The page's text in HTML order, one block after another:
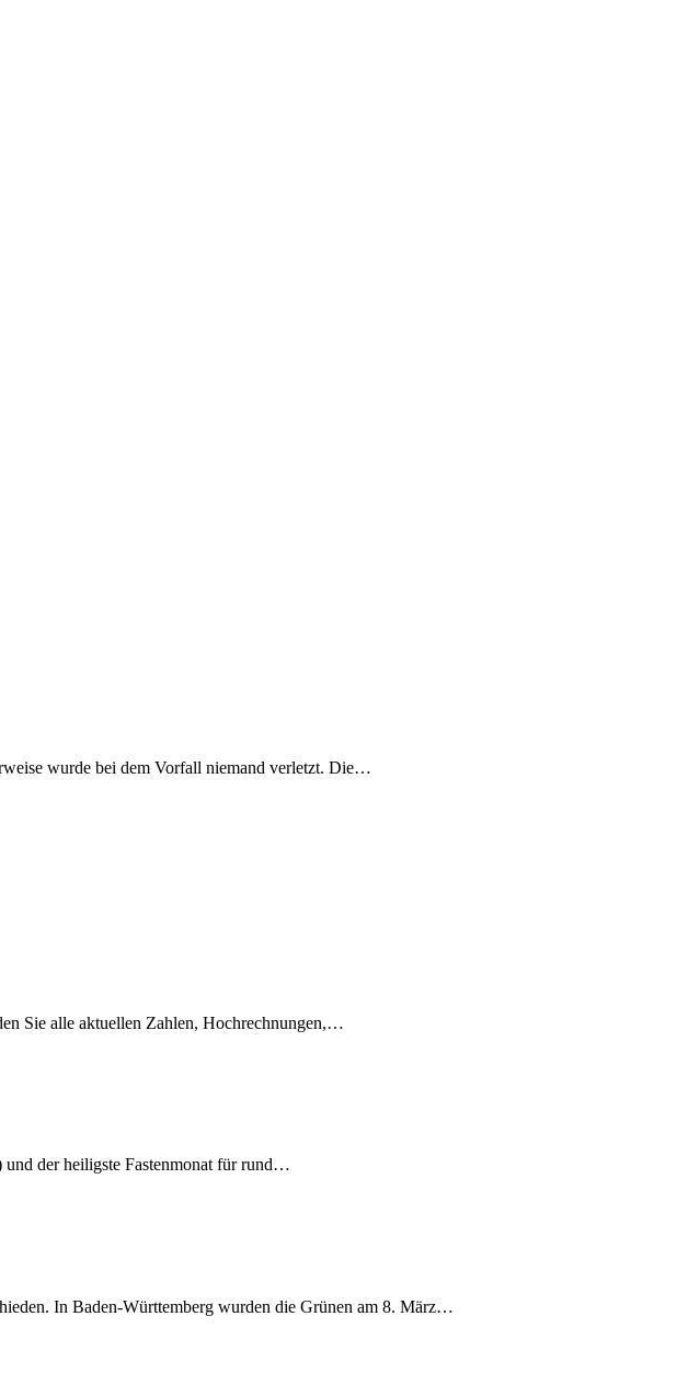
wurde bei dem Vorfall niemand verletzt. Die…
Sie alle aktuellen Zahlen, Hochrechnungen,…
und der heiligste Fastenmonat für rund…
In Baden-Württemberg wurden die Grünen am 8. März…